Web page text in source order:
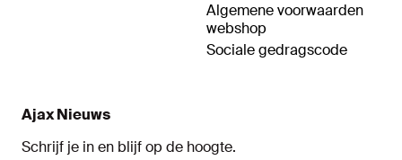
Algemene voorwaarden
webshop
Sociale gedragscode
Ajax Nieuws
Schrijf je in en blijf op de hoogte.